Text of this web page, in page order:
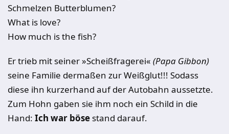
Schmelzen Butterblumen?
What is love?
How much is the fish?
Er trieb mit seiner »Scheißfragerei« (Papa Gibbon)
seine Familie dermaßen zur Weißglut!!! Sodass
diese ihn kurzerhand auf der Autobahn aussetzte.
Zum Hohn gaben sie ihm noch ein Schild in die
Hand: Ich war böse stand darauf.